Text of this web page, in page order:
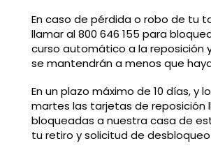
En caso de pérdida o robo de tu
llamar al 800 646 155 para
curso automático a la reposición
se mantendrán a menos que
En un plazo máximo de 10 días, y
martes las tarjetas de reposición
bloqueadas a nuestra casa de
tu retiro y solicitud de